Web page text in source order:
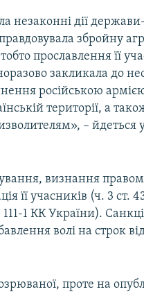
незаконні дії
збройну
прославлення її
закликала до
російською
території, а
– йдеться
визнання
її учасників (ч. 3 ст.
1 КК України).
волі на строк
проте на